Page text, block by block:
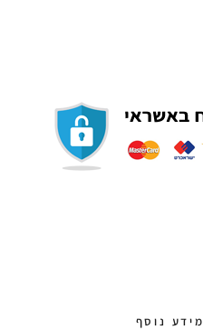
מידע נוסף